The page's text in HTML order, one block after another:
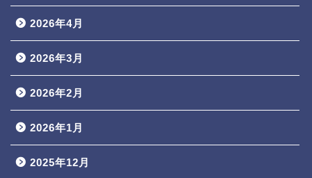
2026年4月
2026年3月
2026年2月
2026年1月
2025年12月